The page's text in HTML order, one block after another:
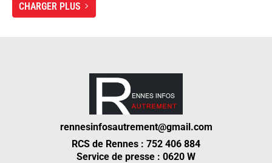
CHARGER PLUS
rennesinfosautrement@gmail.com
RCS de Rennes : 752 406 884
Service de presse : 0620 W